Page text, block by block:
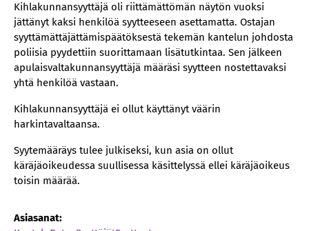
Kihlakunnansyyttäjä oli riittämättömän näytön vuoksi
jättänyt kaksi henkilöä syytteeseen asettamatta. Ostajan
syyttämättäjättämispäätöksestä tekemän kantelun johdosta
poliisia pyydettiin suorittamaan lisätutkintaa. Sen jälkeen
apulaisvaltakunnansyyttäjä määräsi syytteen nostettavaksi
yhtä henkilöä vastaan.
Kihlakunnansyyttäjä ei ollut käyttänyt väärin
harkintavaltaansa.
Syytemääräys tulee julkiseksi, kun asia on ollut
käräjäoikeudessa suullisessa käsittelyssä ellei käräjäoikeus
toisin määrää.
Asiasanat: